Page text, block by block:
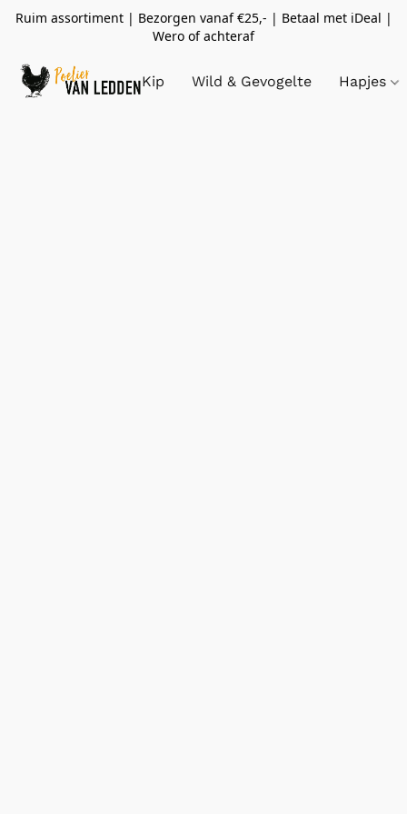
Ruim assortiment | Bezorgen vanaf €25,- | Betaal met iDeal |
Wero of achteraf
Kip Wild & Gevogelte Hapjes